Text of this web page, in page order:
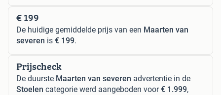
€ 199
De huidige gemiddelde prijs van een Maarten van
severen is € 199.
Prijscheck
De duurste Maarten van severen advertentie in de
Stoelen categorie werd aangeboden voor€ 1.999,